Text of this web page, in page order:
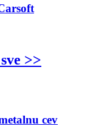
>>
cev